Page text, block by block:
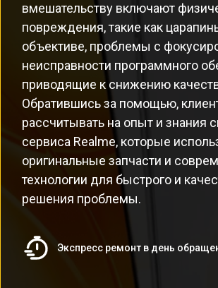
вмешательству включают
повреждения, такие как
объективе, проблемы с
неисправности программного
приводящие к снижению
Обратившись за помощью,
рассчитывать на опыт и знания
сервиса Realme, которые
оригинальные запчасти и
технологии для быстрого и
решения проблемы.
Экспресс ремонт в день